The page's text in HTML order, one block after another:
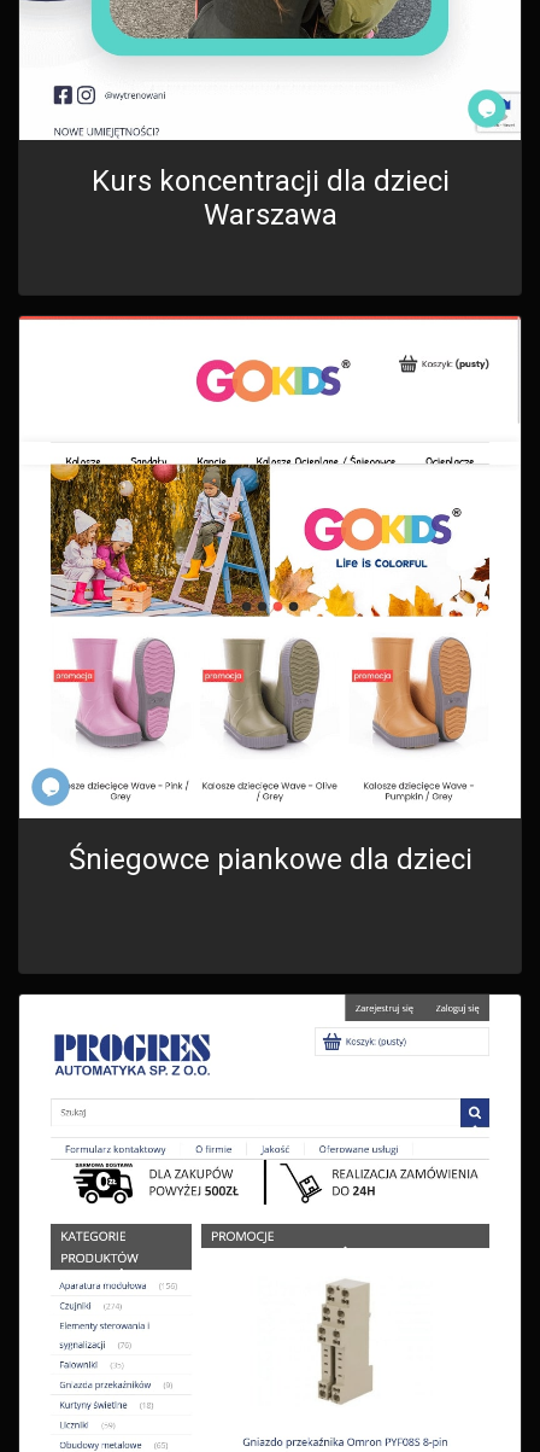
Kurs koncentracji dla dzieci
Warszawa
Śniegowce piankowe dla dzieci